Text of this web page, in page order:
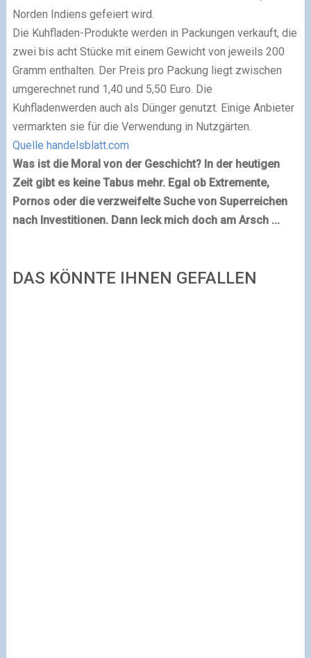
Norden Indiens gefeiert wird.
Die Kuhfladen-Produkte werden in Packungen verkauft, die
zwei bis acht Stücke mit einem Gewicht von jeweils 200
Gramm enthalten. Der Preis pro Packung liegt zwischen
umgerechnet rund 1,40 und 5,50 Euro. Die
Kuhfladenwerden auch als Dünger genutzt. Einige Anbieter
vermarkten sie für die Verwendung in Nutzgärten.
Quelle handelsblatt.com
Was ist die Moral von der Geschicht? In der heutigen
Zeit gibt es keine Tabus mehr. Egal ob Extremente,
Pornos oder die verzweifelte Suche von Superreichen
nach Investitionen. Dann leck mich doch am Arsch ...
DAS KÖNNTE IHNEN GEFALLEN